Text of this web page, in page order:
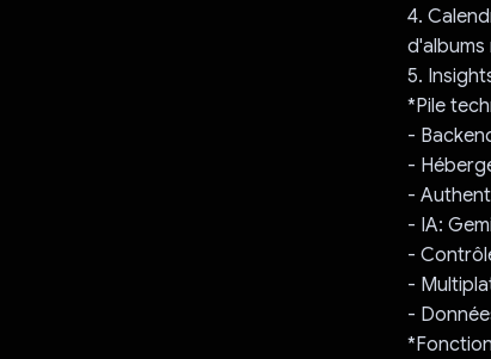
4.
d'albums
5.
*Pile
-
-
-
- IA:
-
-
-